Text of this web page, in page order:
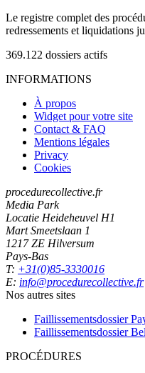
Le registre complet des
redressements et liquidations
369.122 dossiers actifs
INFORMATIONS
À propos
Widget pour votre site
Contact & FAQ
Mentions légales
Privacy
Cookies
procedurecollective.fr
Media Park
Locatie Heideheuvel H1
Mart Smeetslaan 1
1217 ZE Hilversum
Pays-Bas
T: +31(0)85-3330016
E: info@procedurecollective.fr
Nos autres sites
Faillissementsdossier
Faillissementsdossier
PROCÉDURES